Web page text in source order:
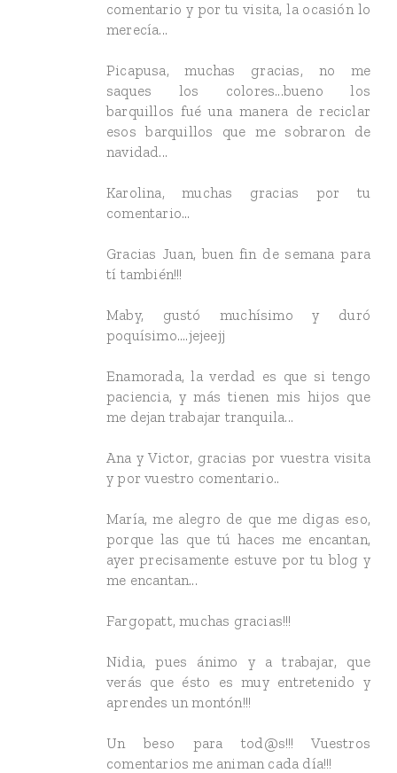
comentario y por tu visita, la ocasión lo
merecía...
Picapusa, muchas gracias, no me
saques los colores...bueno los
barquillos fué una manera de reciclar
esos barquillos que me sobraron de
navidad...
Karolina, muchas gracias por tu
comentario...
Gracias Juan, buen fin de semana para
tí también!!!
Maby, gustó muchísimo y duró
poquísimo....jejeejj
Enamorada, la verdad es que si tengo
paciencia, y más tienen mis hijos que
me dejan trabajar tranquila...
Ana y Victor, gracias por vuestra visita
y por vuestro comentario..
María, me alegro de que me digas eso,
porque las que tú haces me encantan,
ayer precisamente estuve por tu blog y
me encantan...
Fargopatt, muchas gracias!!!
Nidia, pues ánimo y a trabajar, que
verás que ésto es muy entretenido y
aprendes un montón!!!
Un beso para tod@s!!! Vuestros
comentarios me animan cada día!!!